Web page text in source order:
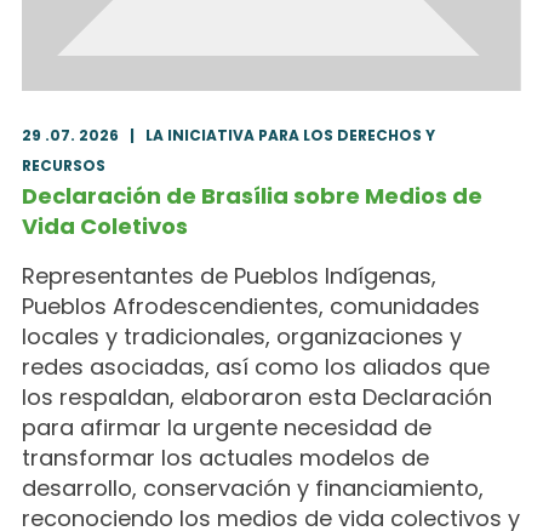
29 .07. 2026 | LA INICIATIVA PARA LOS DERECHOS Y
RECURSOS
Declaración de Brasília sobre Medios de
Vida Coletivos
Representantes de Pueblos Indígenas,
Pueblos Afrodescendientes, comunidades
locales y tradicionales, organizaciones y
redes asociadas, así como los aliados que
los respaldan, elaboraron esta Declaración
para afirmar la urgente necesidad de
transformar los actuales modelos de
desarrollo, conservación y financiamiento,
reconociendo los medios de vida colectivos y